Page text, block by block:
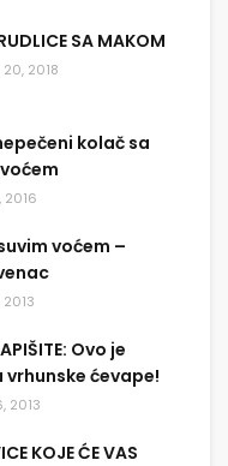
SA MAKOM
2018
kolač sa
2016
voćem –
Ovo je
ćevape!
2013
KOJE ĆE VAS